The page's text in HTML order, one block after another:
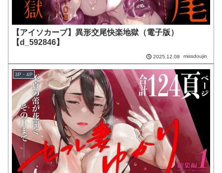
【アイソカーブ】異形交尾快楽地獄（電子版）
【d_592846】
2025.12.08 missdoujin
3P・4P